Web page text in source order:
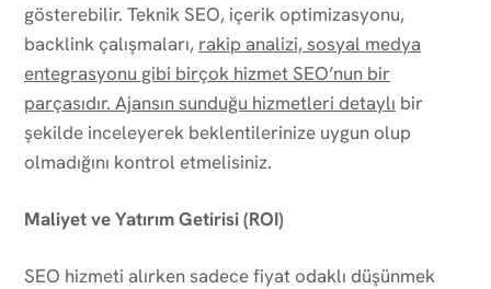
gösterebilir. Teknik SEO, içerik optimizasyonu,
backlink çalışmaları, rakip analizi, sosyal medya
entegrasyonu gibi birçok hizmet SEO’nun bir
parçasıdır. Ajansın sunduğu hizmetleri detaylı bir
şekilde inceleyerek beklentilerinize uygun olup
olmadığını kontrol etmelisiniz.
Maliyet ve Yatırım Getirisi (ROI)
SEO hizmeti alırken sadece fiyat odaklı düşünmek